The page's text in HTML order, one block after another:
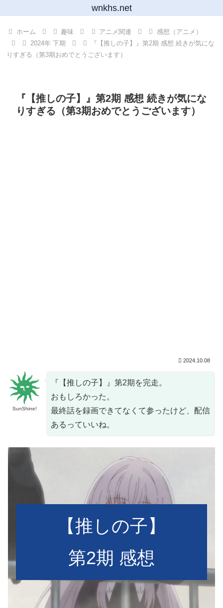
wnkhs.net
ホーム 趣味 アニメ関連
感想（アニメ）
2024年 下期
『【推しの子】』第2期 感想 続きが気にな
りすぎる（第3期おめでとうございます）
『【推しの子】』第2期 感想 続きが気にな
りすぎる（第3期おめでとうございます）
2024.10.08
SunShine!
『【推しの子】』第2期を完走。
おもしろかった。
最終話を録画できてなくて参ったけど、配信
あるっていいね。
【推しの子】
第2期 感想